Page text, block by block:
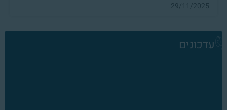
29/11/2025
עדכונים